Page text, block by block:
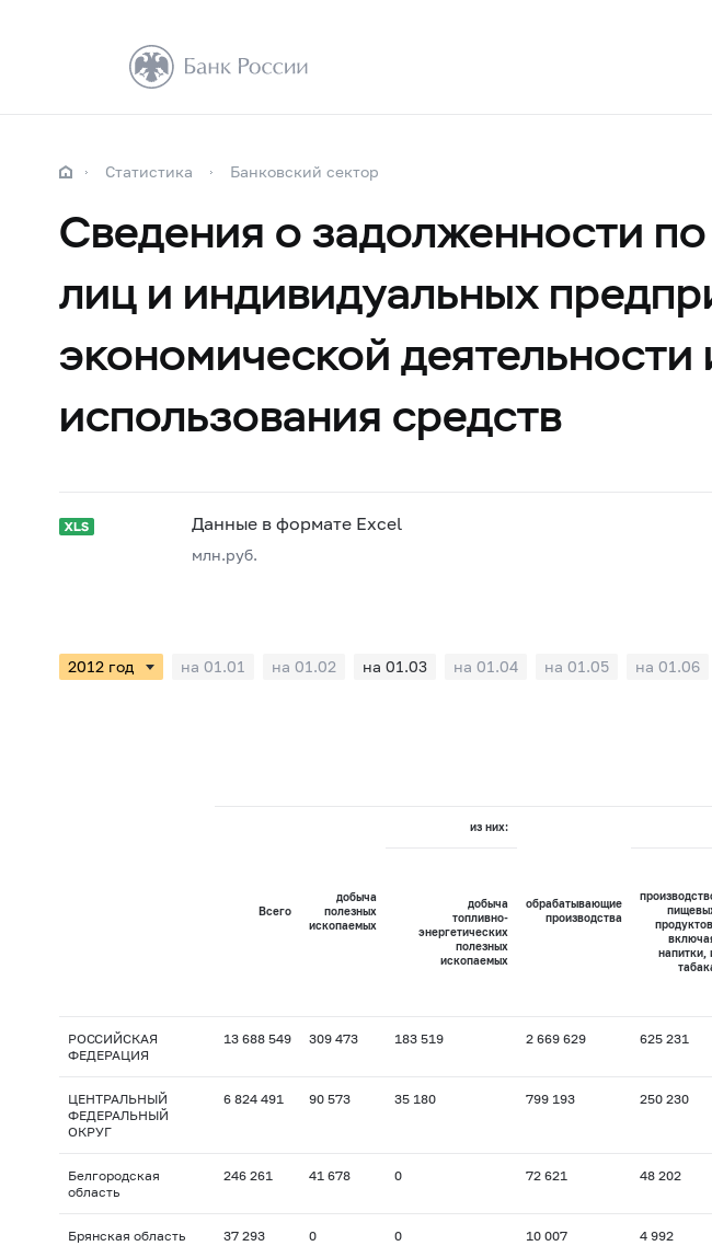
Статистика Банковский сектор
Сведения о задолженности
лиц и индивидуальных
экономической
использования средств
Данные в формате Excel
млн.руб.
на 01.01 на 01.02 на 01.03 на 01.04 на 01.05 на 01.06
Всего
добыча
полезных
ископаемых
из них:
обрабатывающие
производства
добыча
топливно-
энергетических
полезных
ископаемых
продуктов,
напитки,
РОССИЙСКАЯ
ФЕДЕРАЦИЯ
13 688 549 309 473 183 519 2 669 629 625 231
ЦЕНТРАЛЬНЫЙ
ФЕДЕРАЛЬНЫЙ
ОКРУГ
6 824 491 90 573 35 180 799 193 250 230
Белгородская
область
246 261 41 678 0 72 621 48 202
Брянская область 37 293 0 0 10 007 4 992